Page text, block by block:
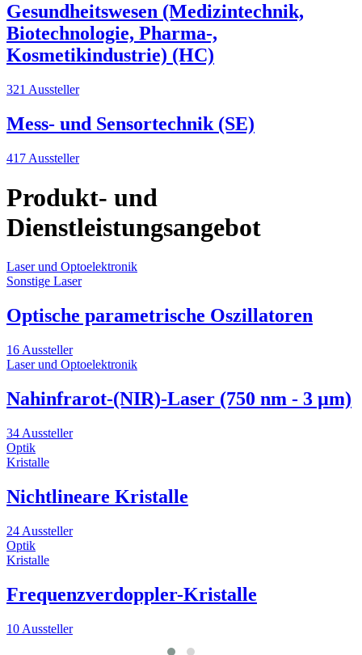
Gesundheitswesen (Medizintechnik,
Biotechnologie, Pharma-,
Kosmetikindustrie) (HC)
321 Aussteller
Mess- und Sensortechnik (SE)
417 Aussteller
Produkt- und
Dienstleistungsangebot
Laser und Optoelektronik
Sonstige Laser
Optische parametrische Oszillatoren
16 Aussteller
Laser und Optoelektronik
Nahinfrarot-(NIR)-Laser (750 nm - 3 µm)
34 Aussteller
Optik
Kristalle
Nichtlineare Kristalle
24 Aussteller
Optik
Kristalle
Frequenzverdoppler-Kristalle
10 Aussteller